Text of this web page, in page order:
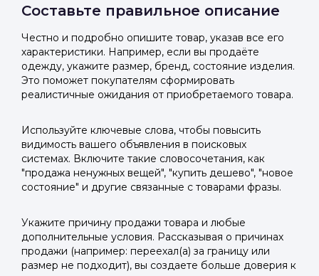
Составьте правильное описание
Честно и подробно опишите товар, указав все его
характеристики. Например, если вы продаёте
одежду, укажите размер, бренд, состояние изделия.
Это поможет покупателям сформировать
реалистичные ожидания от приобретаемого товара.
Используйте ключевые слова, чтобы повысить
видимость вашего объявления в поисковых
системах. Включите такие словосочетания, как
"продажа ненужных вещей", "купить дешево", "новое
состояние" и другие связанные с товарами фразы.
Укажите причину продажи товара и любые
дополнительные условия. Рассказывая о причинах
продажи (например: переехал(а) за границу или
размер не подходит), вы создаете больше доверия к